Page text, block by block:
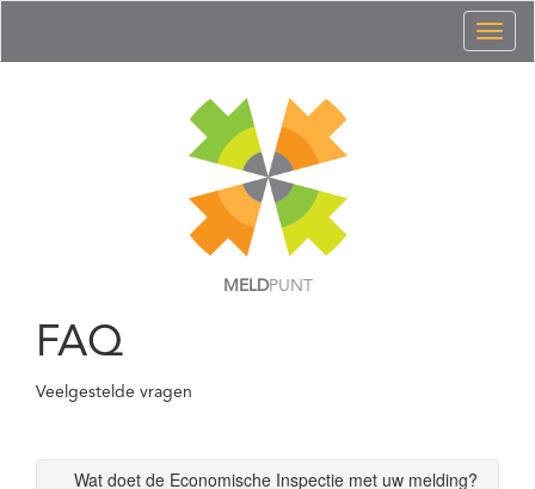
MELDPUNT
FAQ
Veelgestelde vragen
Wat doet de Economische Inspectie met uw melding?